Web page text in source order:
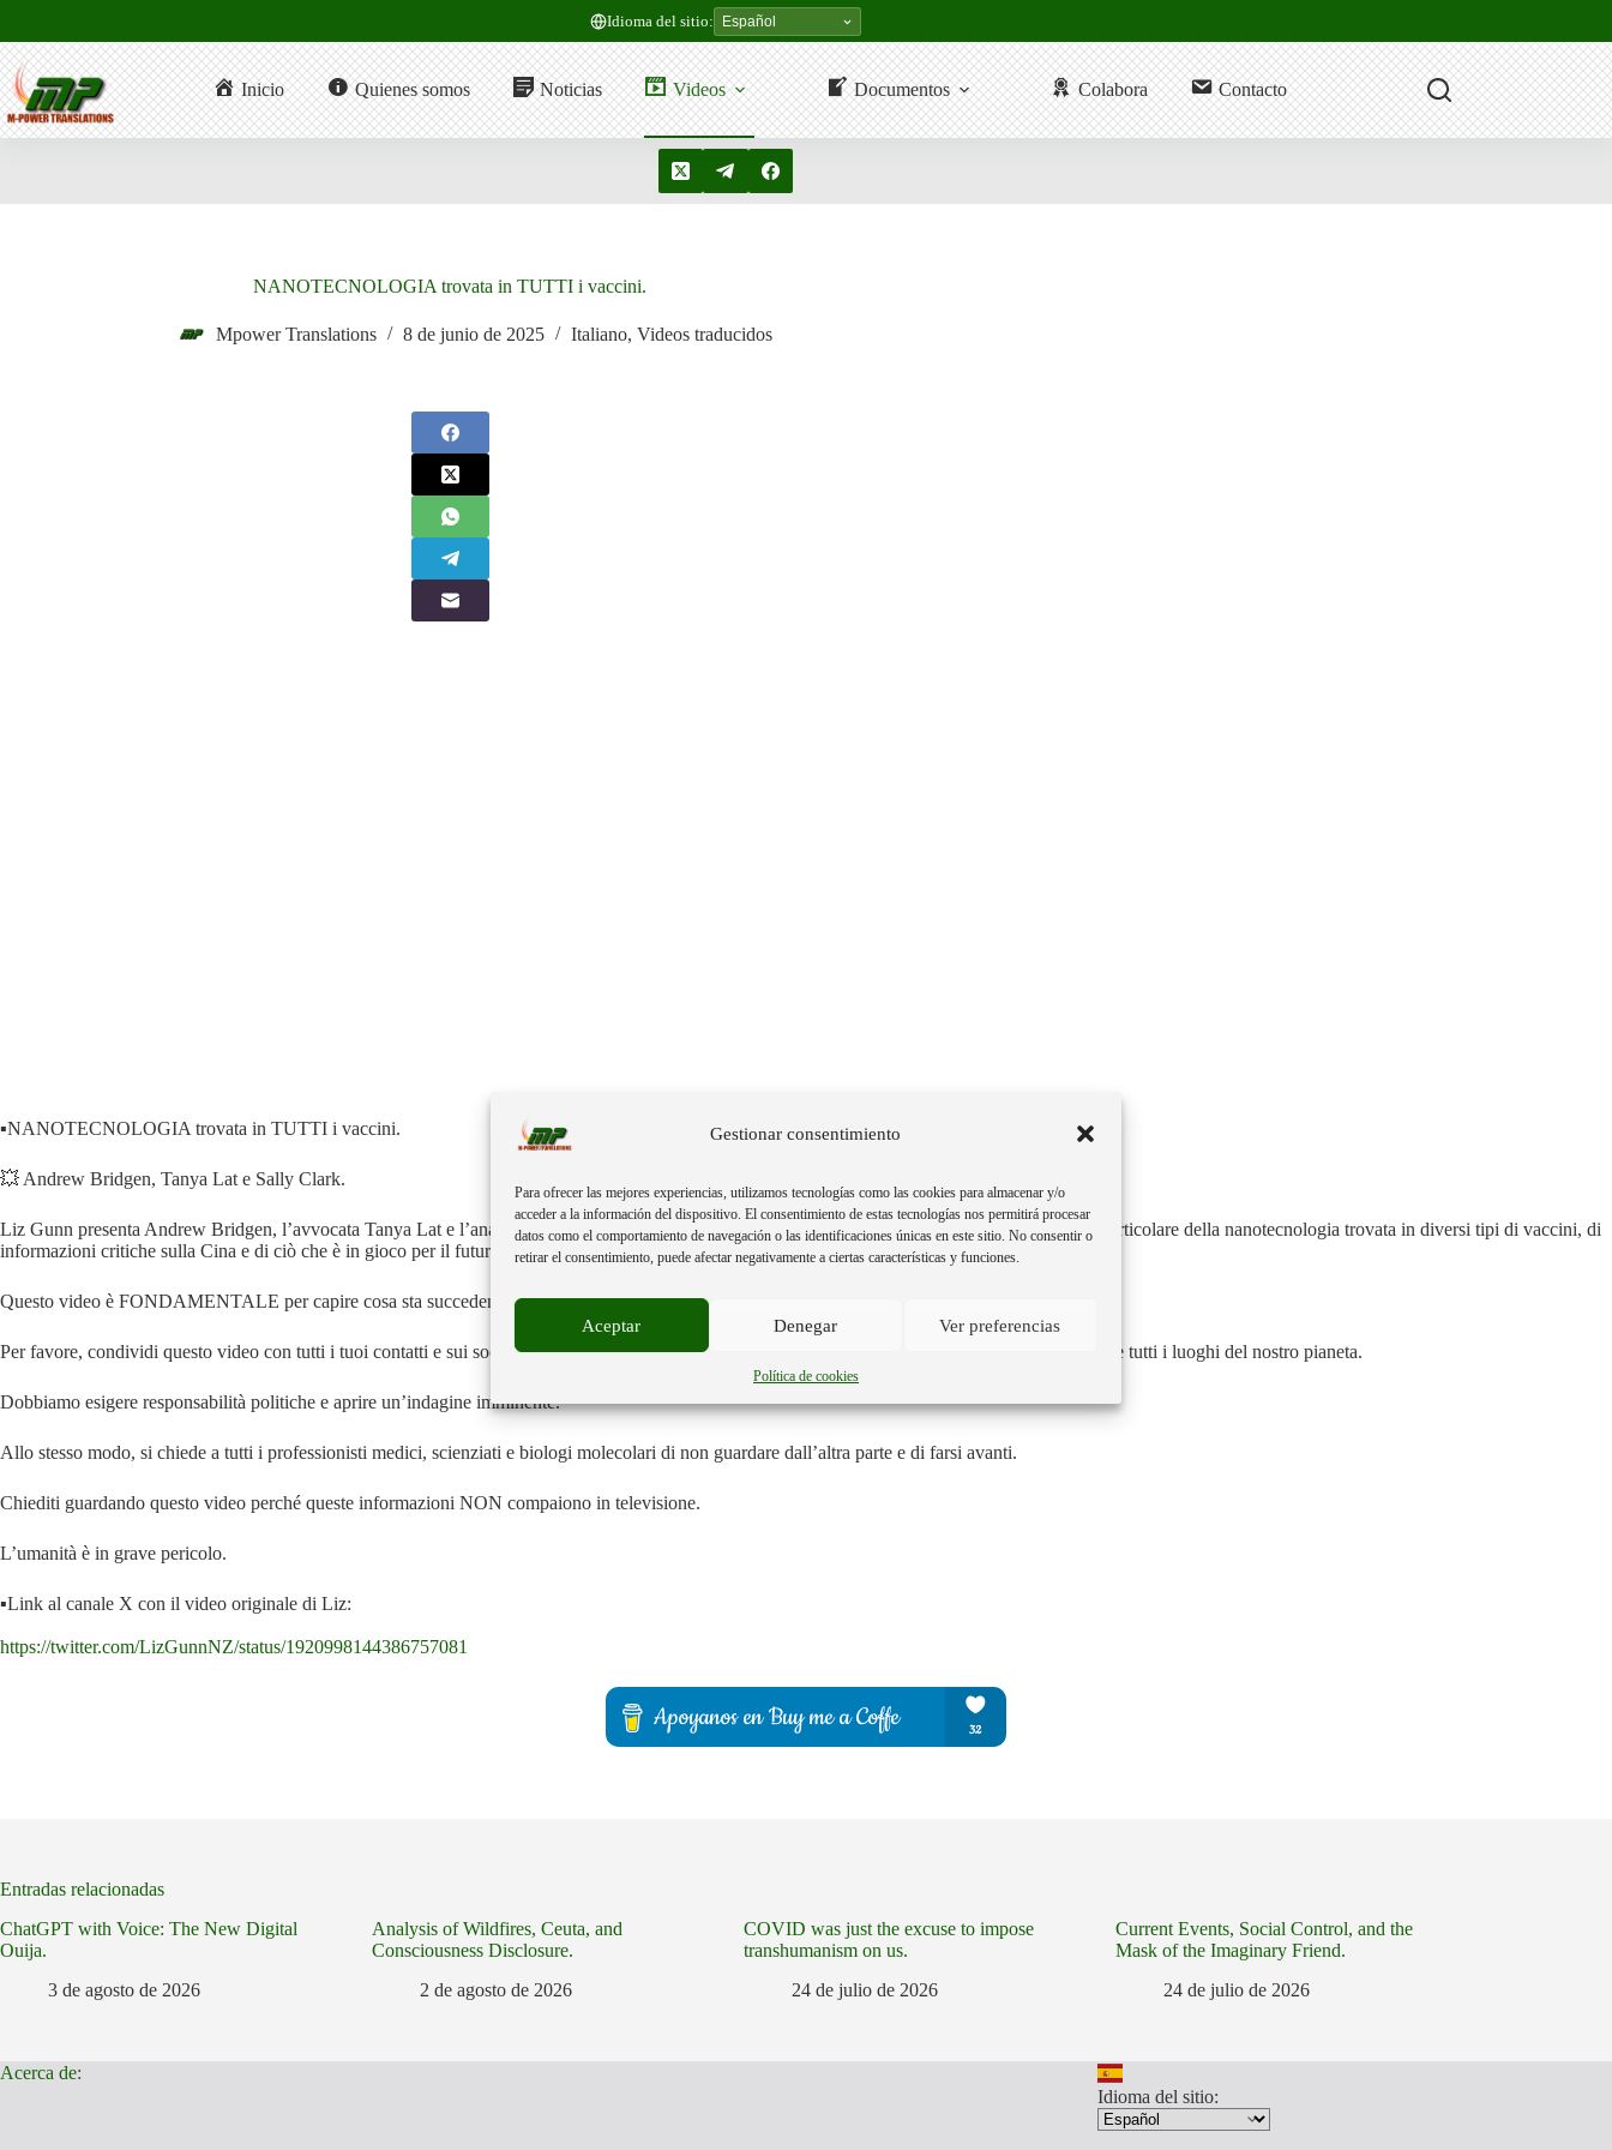
Gestionar consentimiento
Para ofrecer las mejores experiencias, utilizamos tecnologías como las cookies para almacenar y/o
acceder a la información del dispositivo. El consentimiento de estas tecnologías nos permitirá procesar
datos como el comportamiento de navegación o las identificaciones únicas en este sitio. No consentir o
retirar el consentimiento, puede afectar negativamente a ciertas características y funciones.
Aceptar Denegar Ver preferencias
Política de cookies
contenido
Idioma del sitio:
Inicio Quienes somos Noticias Videos Documentos Colabora Contacto
NANOTECNOLOGIA trovata in TUTTI i vaccini.
Mpower Translations 8 de junio de 2025 Italiano, Videos traducidos
▪️NANOTECNOLOGIA trovata in TUTTI i vaccini.
💥 Andrew Bridgen, Tanya Lat e Sally Clark.
Liz Gunn presenta Andrew Bridgen, l’avvocata Tanya Lat e l’analista Sally Clark per parlare delle nuove ed esplosive scoperte nelle Filippine, in particolare della nanotecnologia trovata in diversi tipi di vaccini, di
informazioni critiche sulla Cina e di ciò che è in gioco per il futuro dell’umanità.
Questo video è FONDAMENTALE per capire cosa sta succedendo e verso dove si dirige il nostro prossimo futuro come specie.
Per favore, condividi questo video con tutti i tuoi contatti e sui social network. È stato tradotto in diverse lingue per dare l’allarme e poter raggiungere tutti i luoghi del nostro pianeta.
Dobbiamo esigere responsabilità politiche e aprire un’indagine imminente.
Allo stesso modo, si chiede a tutti i professionisti medici, scienziati e biologi molecolari di non guardare dall’altra parte e di farsi avanti.
Chiediti guardando questo video perché queste informazioni NON compaiono in televisione.
L’umanità è in grave pericolo.
▪️Link al canale X con il video originale di Liz:
https://twitter.com/LizGunnNZ/status/1920998144386757081
Entradas relacionadas
ChatGPT with Voice: The New Digital
Ouija.
3 de agosto de 2026
Analysis of Wildfires, Ceuta, and
Consciousness Disclosure.
2 de agosto de 2026
COVID was just the excuse to impose
transhumanism on us.
24 de julio de 2026
Current Events, Social Control, and the
Mask of the Imaginary Friend.
24 de julio de 2026
Acerca de:
Idioma del sitio: